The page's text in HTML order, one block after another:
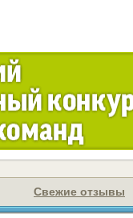
Свежие отзывы